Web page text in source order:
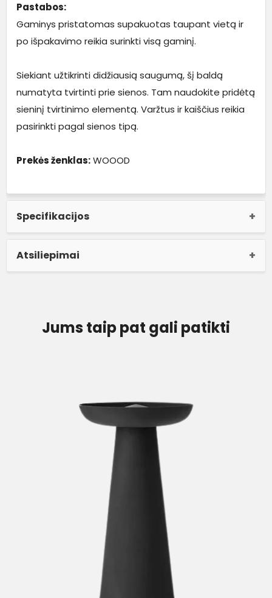
Pastabos:
Gaminys pristatomas supakuotas taupant vietą ir
po išpakavimo reikia surinkti visą gaminį.
Siekiant užtikrinti didžiausią saugumą, šį baldą
numatyta tvirtinti prie sienos. Tam naudokite pridėtą
sieninį tvirtinimo elementą. Varžtus ir kaiščius reikia
pasirinkti pagal sienos tipą.
Prekės ženklas:WOOOD
Specifikacijos
Atsiliepimai
Jums taip pat gali patikti